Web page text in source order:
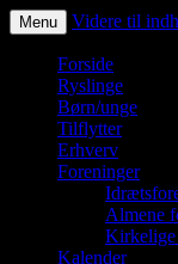
Ryslinge
Menu Videre til
Forside
Ryslinge
Børn/unge
Tilflytter
Erhverv
Foreninger
Almene
Kirkelige
Kalender